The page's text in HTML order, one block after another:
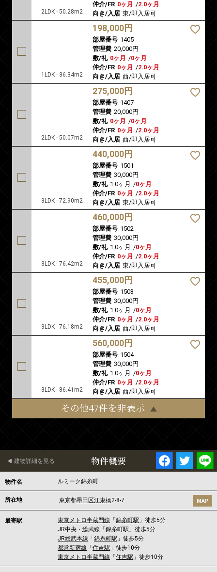
2LDK - 50.28m2
仲介/FR 0ヶ月 /2.0ヶ月
向き/入居 東/即入居可
1LDK - 36.34m2
198,000円
部屋番号 1405
管理費 20,000円
敷/礼 0ヶ月 /0ヶ月
仲介/FR 0ヶ月 /2.0ヶ月
向き/入居 西/即入居可
2LDK - 50.07m2
275,000円
部屋番号 1407
管理費 20,000円
敷/礼 0ヶ月 /0ヶ月
仲介/FR 0ヶ月 /2.0ヶ月
向き/入居 西/即入居可
3LDK - 72.90m2
440,000円
部屋番号 1501
管理費 30,000円
敷/礼 1.0ヶ月 /0ヶ月
仲介/FR 0ヶ月 /2.0ヶ月
向き/入居 東/即入居可
3LDK - 76.42m2
460,000円
部屋番号 1502
管理費 30,000円
敷/礼 1.0ヶ月 /0ヶ月
仲介/FR 0ヶ月 /2.0ヶ月
向き/入居 東/即入居可
3LDK - 76.18m2
455,000円
部屋番号 1503
管理費 30,000円
敷/礼 1.0ヶ月 /0ヶ月
仲介/FR 0ヶ月 /2.0ヶ月
向き/入居 西/即入居可
3LDK - 86.41m2
560,000円
部屋番号 1504
管理費 30,000円
敷/礼 1.0ヶ月 /0ヶ月
仲介/FR 0ヶ月 /2.0ヶ月
向き/入居 西/即入居可
その他47件を非表示
物件概要
建物詳細を見る
物件名 ルミーク錦糸町
所在地 東京都墨田区江東橋2-8-7 MAP
最寄駅 東京メトロ半蔵門線 「錦糸町駅 」徒歩5分
JR中央・総武線 「錦糸町駅 」徒歩5分
JR総武本線 「錦糸町駅 」徒歩5分
都営新宿線 「住吉駅 」徒歩10分
東京メトロ半蔵門線 「住吉駅 」徒歩10分